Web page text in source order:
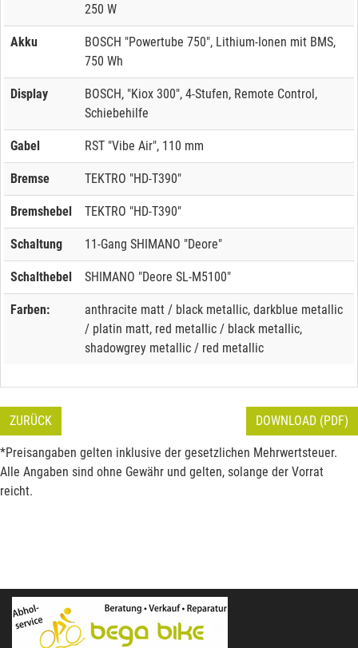
250 W
Akku
BOSCH "Powertube 750", Lithium-Ionen mit BMS,
750 Wh
Display
BOSCH, "Kiox 300", 4-Stufen, Remote Control,
Schiebehilfe
Gabel RST "Vibe Air", 110 mm
Bremse TEKTRO "HD-T390"
Bremshebel TEKTRO "HD-T390"
Schaltung 11-Gang SHIMANO "Deore"
Schalthebel SHIMANO "Deore SL-M5100"
Farben:
anthracite matt / black metallic, darkblue metallic
/ platin matt, red metallic / black metallic,
shadowgrey metallic / red metallic
ZURÜCK DOWNLOAD (PDF)
*Preisangaben gelten inklusive der gesetzlichen Mehrwertsteuer.
Alle Angaben sind ohne Gewähr und gelten, solange der Vorrat
reicht.